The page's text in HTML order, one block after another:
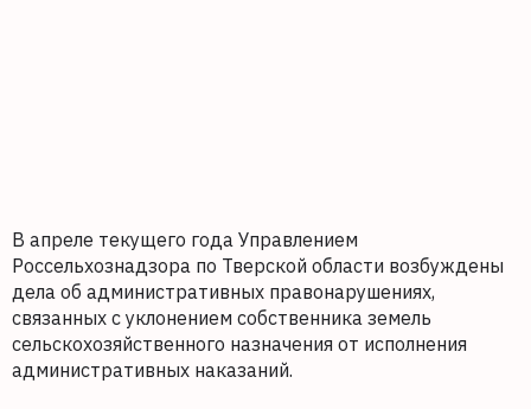
В апреле текущего года Управлением
Россельхознадзора по Тверской области возбуждены
дела об административных правонарушениях,
связанных с уклонением собственника земель
сельскохозяйственного назначения от исполнения
административных наказаний.